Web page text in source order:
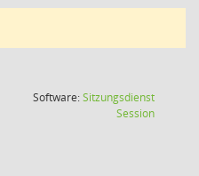
Software:Sitzungsdienst
Session(Wird in